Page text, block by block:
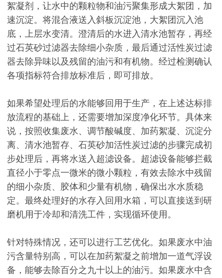
絮凝剂，让水中的颗粒物和油污聚集形成大絮团，加
速沉淀。将混合液送入斜板沉淀池，大絮团沉入池
底，上层水变清。澄清后的水进入清水池暂存，再经
过石英砂过滤器去除细小杂质，最后通过活性炭过滤
器去除异味以及残留的油污和有机物。经过检测确认
各项指标符合排放标准后，即可排放。
如果希望处理后的水能够回用于生产，在上述达标排
放流程的基础上，还需要增加深度净化环节。具体来
说，按照收集废水、调节酸碱度、加药絮凝、沉淀分
离、清水池暂存、石英砂加活性炭过滤的步骤完成初
步处理后，再将水送入超滤设备。超滤设备能够拦截
直径小于零点一微米的微小颗粒，有效去除水中残留
的细小杂质、胶体和少量有机物，确保出水水质稳
定。最终处理好的水存入回用水箱，可以直接送到研
磨机用于冷却和清洗工件，实现循环使用。
针对特殊情况，还可以进行工艺优化。如果废水中油
污含量特别高，可以在加药絮凝之前增加一道气浮设
备，能够去除百分之九十以上的油污。如果废水中含